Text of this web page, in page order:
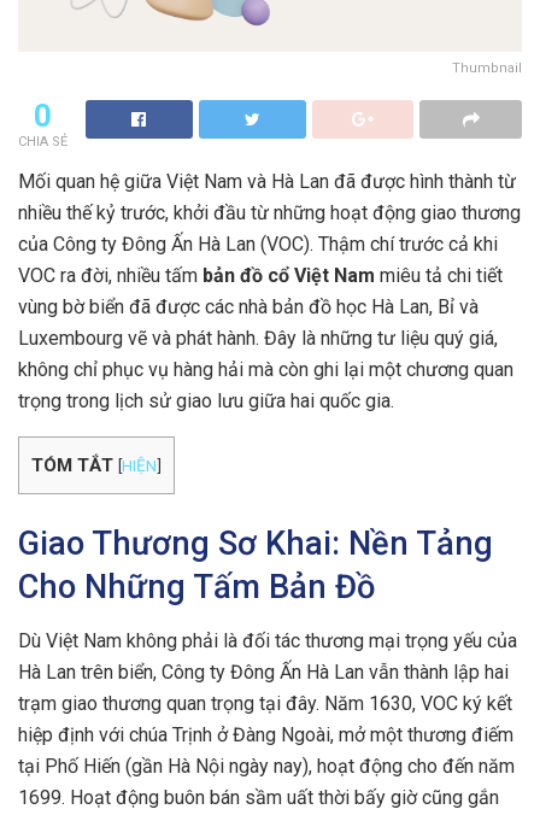
Thumbnail
0
CHIA SẺ
Mối quan hệ giữa Việt Nam và Hà Lan đã được hình thành từ
nhiều thế kỷ trước, khởi đầu từ những hoạt động giao thương
của Công ty Đông Ấn Hà Lan (VOC). Thậm chí trước cả khi
VOC ra đời, nhiều tấm bản đồ cổ Việt Nam miêu tả chi tiết
vùng bờ biển đã được các nhà bản đồ học Hà Lan, Bỉ và
Luxembourg vẽ và phát hành. Đây là những tư liệu quý giá,
không chỉ phục vụ hàng hải mà còn ghi lại một chương quan
trọng trong lịch sử giao lưu giữa hai quốc gia.
TÓM TẮT [HIỆN]
Giao Thương Sơ Khai: Nền Tảng
Cho Những Tấm Bản Đồ
Dù Việt Nam không phải là đối tác thương mại trọng yếu của
Hà Lan trên biển, Công ty Đông Ấn Hà Lan vẫn thành lập hai
trạm giao thương quan trọng tại đây. Năm 1630, VOC ký kết
hiệp định với chúa Trịnh ở Đàng Ngoài, mở một thương điếm
tại Phố Hiến (gần Hà Nội ngày nay), hoạt động cho đến năm
1699. Hoạt động buôn bán sầm uất thời bấy giờ cũng gắn